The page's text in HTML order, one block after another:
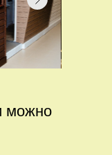
можно